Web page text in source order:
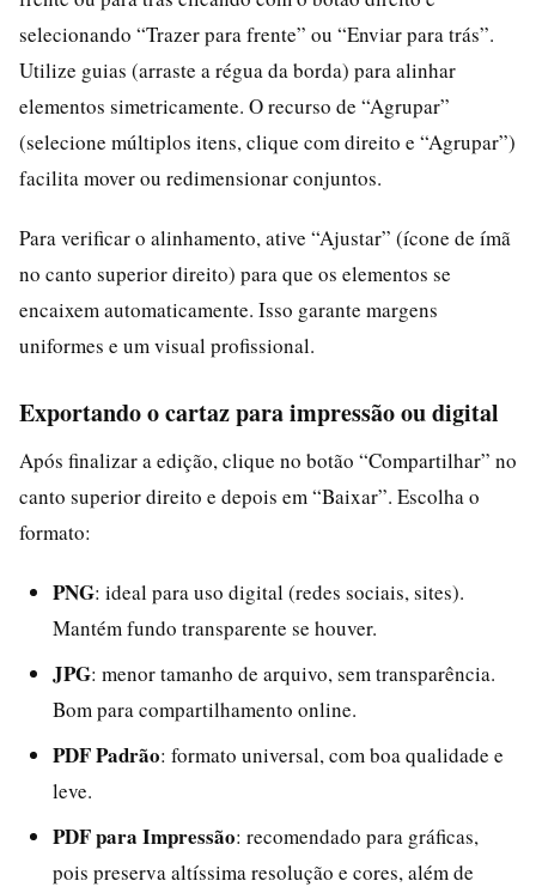
selecionando “Trazer para frente” ou “Enviar para trás”.
Utilize guias (arraste a régua da borda) para alinhar
elementos simetricamente. O recurso de “Agrupar”
(selecione múltiplos itens, clique com direito e “Agrupar”)
facilita mover ou redimensionar conjuntos.
Para verificar o alinhamento, ative “Ajustar” (ícone de ímã
no canto superior direito) para que os elementos se
encaixem automaticamente. Isso garante margens
uniformes e um visual profissional.
Exportando o cartaz para impressão ou digital
Após finalizar a edição, clique no botão “Compartilhar” no
canto superior direito e depois em “Baixar”. Escolha o
formato:
PNG: ideal para uso digital (redes sociais, sites).
Mantém fundo transparente se houver.
JPG: menor tamanho de arquivo, sem transparência.
Bom para compartilhamento online.
PDF Padrão: formato universal, com boa qualidade e
leve.
PDF para Impressão: recomendado para gráficas,
pois preserva altíssima resolução e cores, além de